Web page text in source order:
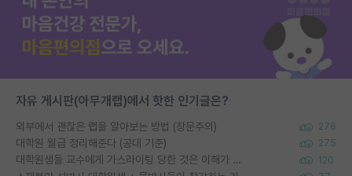
자유 게시판(아무개랩)에서 핫한 인기글은?
외부에서 괜찮은 랩을 알아보는 방법 (장문주의) 276
대학원 월급 정리해준다 (공대 기준) 275
대학원생들 교수에게 가스라이팅 당한 것은 이해가 갑니다. 안타깝네요. 120